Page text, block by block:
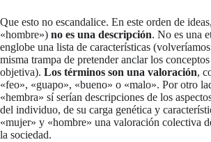
Que esto no escandalice. En este orden de
«hombre») no es una descripción. No es una
englobe una lista de características
misma trampa de pretender anclar los
objetiva). Los términos son una valoración,
«feo», «guapo», «bueno» o «malo». Por otro
«hembra» sí serían descripciones de los
del individuo, de su carga genética y
«mujer» y «hombre» una valoración colectiva
la sociedad.